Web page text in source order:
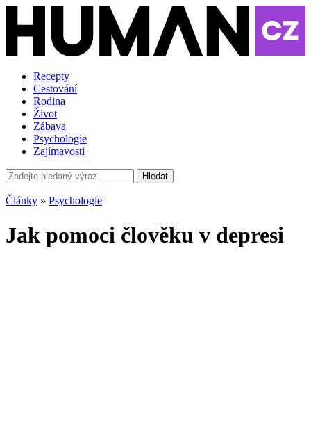
Recepty
Cestování
Rodina
Život
Zábava
Psychologie
Zajímavosti
Hledat
Články » Psychologie
Jak pomoci člověku v depresi